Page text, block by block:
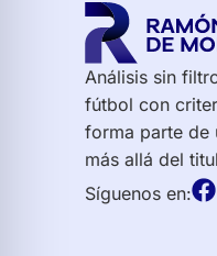
Análisis sin
fútbol con
forma parte de
más allá del
Síguenos en: